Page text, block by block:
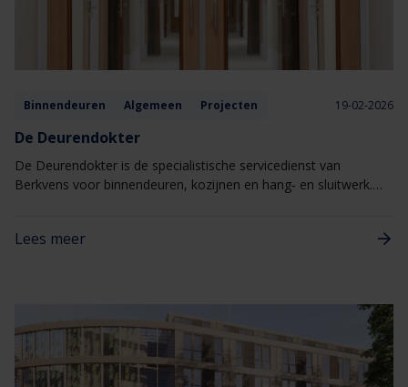
Binnendeuren Algemeen Projecten 19-02-2026
De Deurendokter
De Deurendokter is de specialistische servicedienst van
Berkvens voor binnendeuren, kozijnen en hang‑ en sluitwerk.
Lees meer